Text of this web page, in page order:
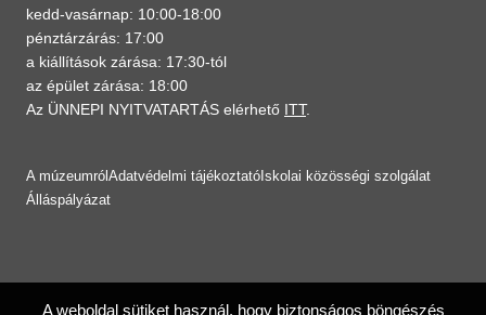
kedd-vasárnap: 10:00-18:00
pénztárzárás: 17:00
a kiállítások zárása: 17:30-tól
az épület zárása: 18:00
Az ÜNNEPI NYITVATARTÁS elérhető ITT.
A múzeumról Adatvédelmi tájékoztató Iskolai közösségi szolgálat
Álláspályázat
A weboldal sütiket használ, hogy biztonságos böngészés